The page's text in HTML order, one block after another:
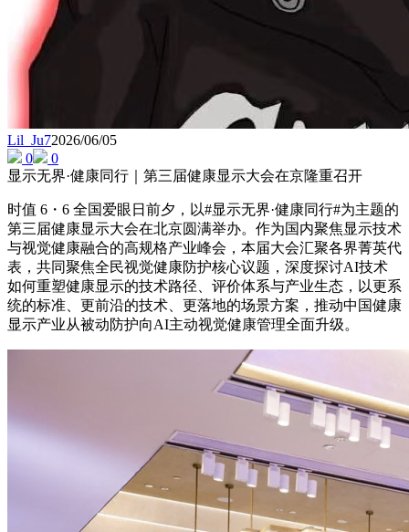
Lil_Ju72026/06/05
0
0
显示无界·健康同行｜第三届健康显示大会在京隆重召开
时值 6・6 全国爱眼日前夕，以#显示无界·健康同行#为主题的
第三届健康显示大会在北京圆满举办。作为国内聚焦显示技术
与视觉健康融合的高规格产业峰会，本届大会汇聚各界菁英代
表，共同聚焦全民视觉健康防护核心议题，深度探讨AI技术
如何重塑健康显示的技术路径、评价体系与产业生态，以更系
统的标准、更前沿的技术、更落地的场景方案，推动中国健康
显示产业从被动防护向AI主动视觉健康管理全面升级。